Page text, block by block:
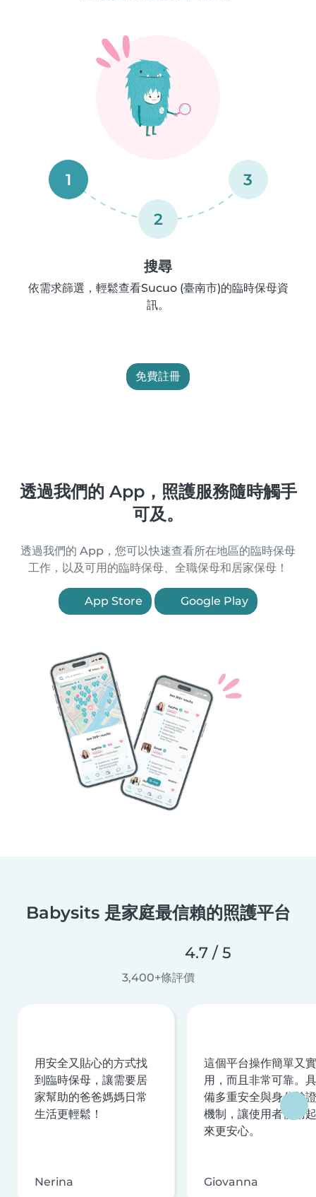
1
2
3
搜尋
依需求篩選，輕鬆查看Sucuo (臺南市)的臨時保母資
訊。
免費註冊
透過我們的 App，照護服務隨時觸手
可及。
透過我們的 App，您可以快速查看所在地區的臨時保母
工作，以及可用的臨時保母、全職保母和居家保母！
App Store Google Play
Babysits 是家庭最信賴的照護平台
4.7 / 5
3,400+條評價
用安全又貼心的方式找
到臨時保母，讓需要居
家幫助的爸爸媽媽日常
生活更輕鬆！
Nerina
這個平台操作簡單又實
用，而且非常可靠。具
備多重安全與身分驗證
機制，讓使用者使用起
來更安心。
Giovanna